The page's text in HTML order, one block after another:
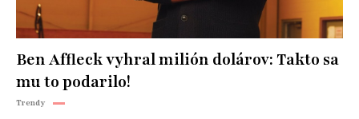
Ben Affleck vyhral milión dolárov: Takto sa
mu to podarilo!
Trendy